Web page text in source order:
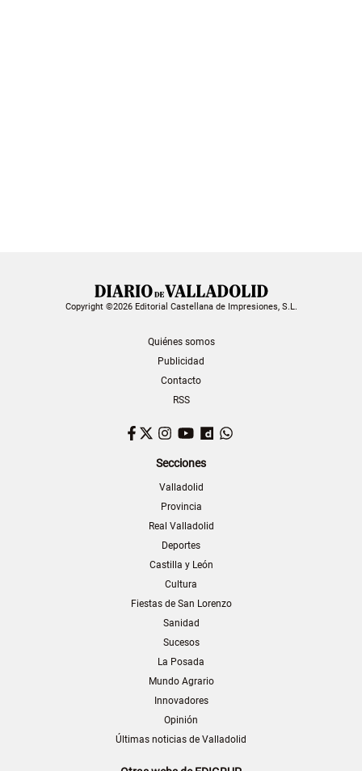
Copyright ©2026 Editorial Castellana de Impresiones, S.L.
Quiénes somos
Publicidad
Contacto
RSS
Facebook
TwitterInstagram
YouTubeDailymotion
Secciones
Valladolid
Provincia
Real Valladolid
Deportes
Castilla y León
Cultura
Fiestas de San Lorenzo
Sanidad
Sucesos
La Posada
Mundo Agrario
Innovadores
Opinión
Últimas noticias de Valladolid